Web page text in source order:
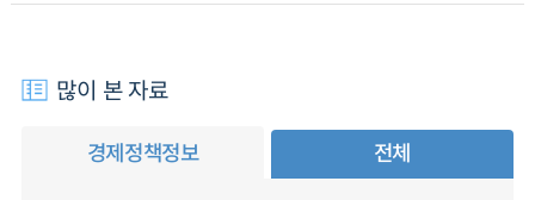
많이 본 자료
경제정책정보 전체